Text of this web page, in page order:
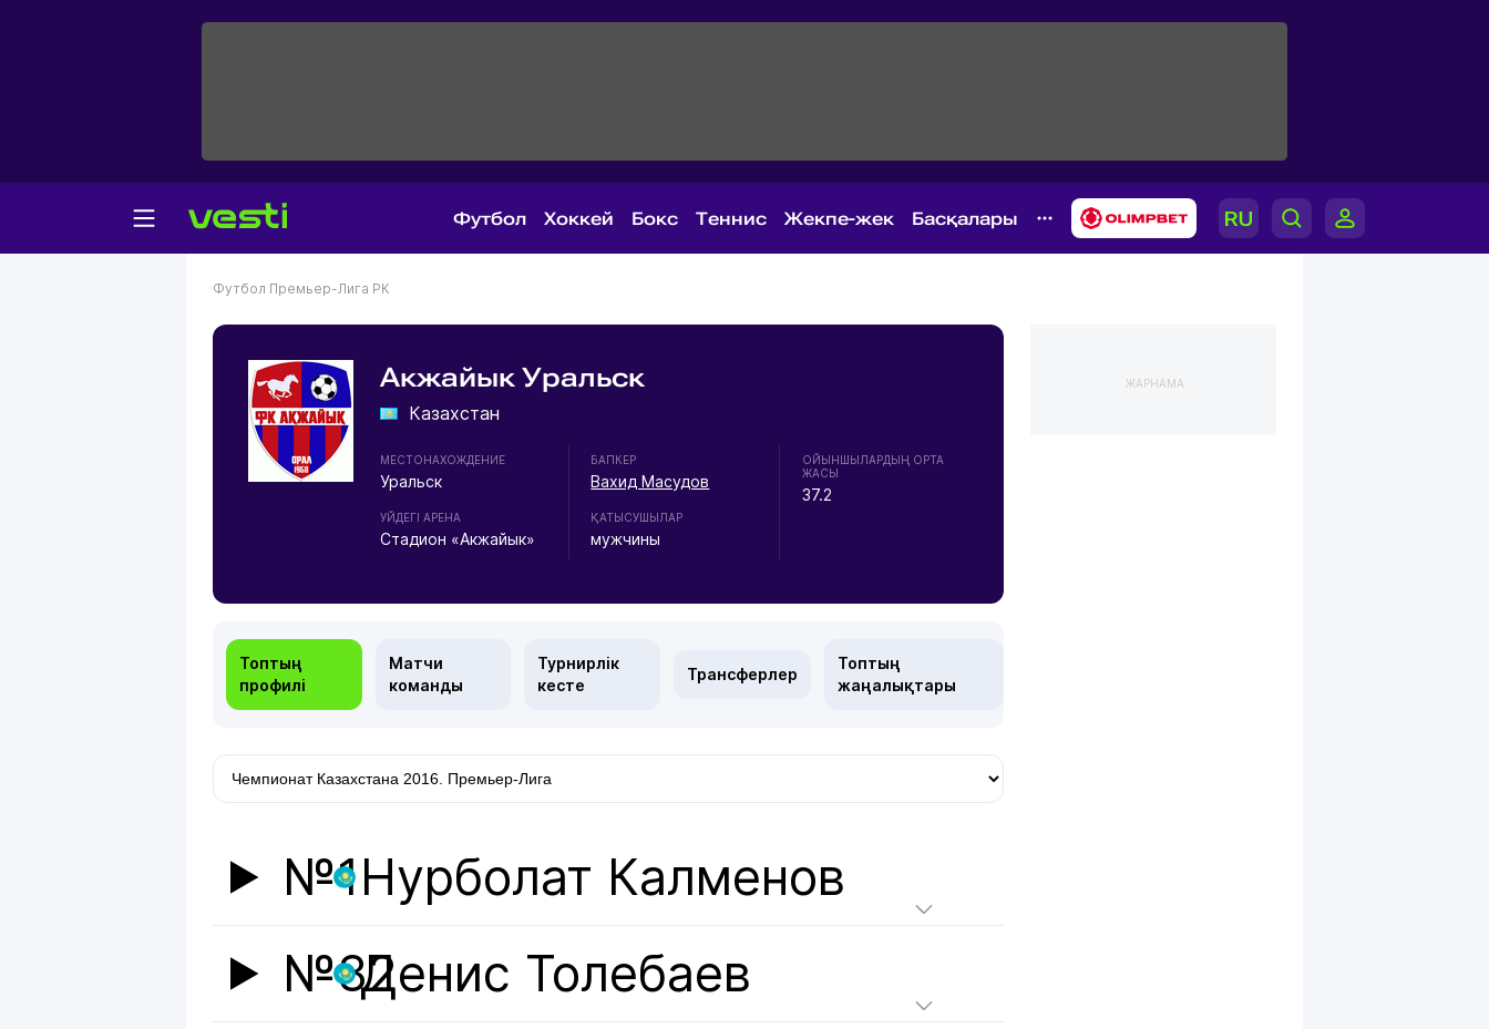
Футбол Хоккей Бокс Теннис Жекпе-жек Басқалары
Футбол Премьер-Лига РК
Акжайык Уральск
Казахстан
МЕСТОНАХОЖДЕНИЕ
Уральск
УЙДЕГІ АРЕНА
Стадион «Акжайык»
БАПКЕР
Вахид Масудов
ҚАТЫСУШЫЛАР
мужчины
ОЙЫНШЫЛАРДЫҢ ОРТА
ЖАСЫ
37.2
Топтың
профилі
Матчи
команды
Турнирлік
кесте
Трансферлер
Топтың
жаңалықтары
№1Нурболат Калменов
№32Денис Толебаев
ЖАРНАМА